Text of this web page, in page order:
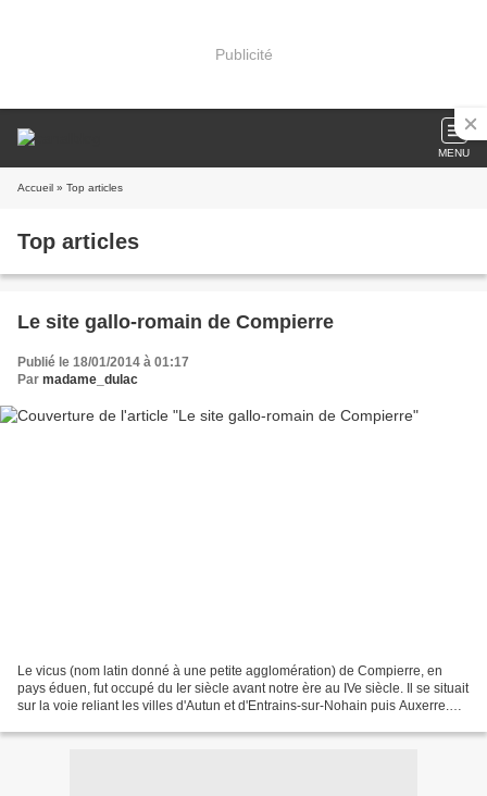
Publicité
MENU
Accueil » Top articles
Top articles
Le site gallo-romain de Compierre
Publié le 18/01/2014 à 01:17
Par madame_dulac
Le vicus (nom latin donné à une petite agglomération) de Compierre, en
pays éduen, fut occupé du Ier siècle avant notre ère au IVe siècle. Il se situait
sur la voie reliant les villes d'Autun et d'Entrains-sur-Nohain puis Auxerre.